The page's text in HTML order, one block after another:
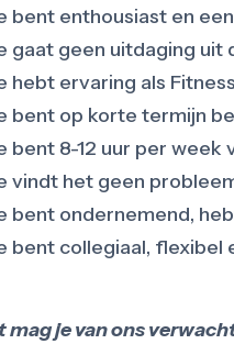
bent enthousiast en
gaat geen uitdaging uit
hebt ervaring als
bent op korte termijn
bent 8-12 uur per
vindt het geen
bent ondernemend,
bent collegiaal, flexibel
mag je van ons